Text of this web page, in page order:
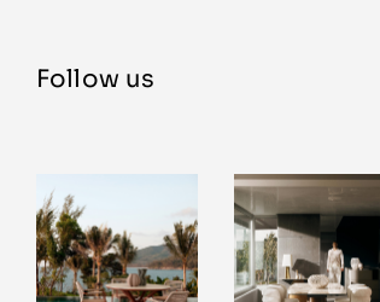
Follow us